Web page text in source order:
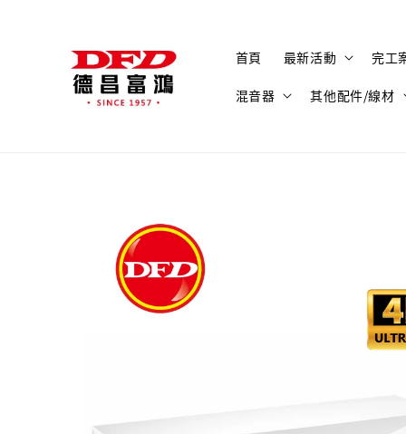
首頁 最新活動 完工
混音器 其他配件/線材